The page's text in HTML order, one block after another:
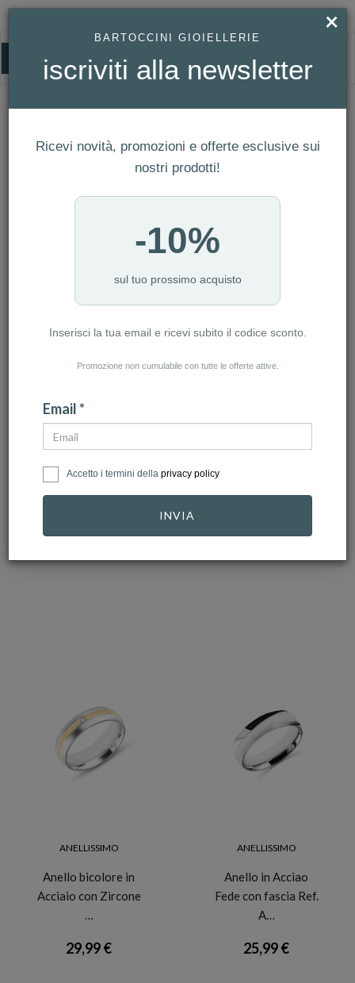
UOMO
NUMERO ARTICOLI:2266
ZANCAN
Anello Zancan da
uomo in Oro e
ARMANI
Anello Armani Uomo
Ref. EGS2032040
ANELLISSIMO
Anello bicolore in
Acciaio con Zircone
…
29,99 €
ANELLISSIMO
Anello in Acciao
Fede con fascia Ref.
A…
25,99 €
×
BARTOCCINI GIOIELLERIE
iscriviti alla newsletter
Ricevi novità, promozioni e offerte esclusive sui
nostri prodotti!
-10%
sul tuo prossimo acquisto
Inserisci la tua email e ricevi subito il codice sconto.
Promozione non cumulabile con tutte le offerte attive.
Email *
Accetto i termini della privacy policy
INVIA